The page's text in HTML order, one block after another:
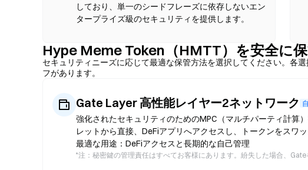
しており、単一のシードフレーズに依存しないエン
タープライズ級のセキュリティを提供します。
Hype Meme Token（HMTT）を安全に
セキュリティニーズに応じて最適な保管方法を選択してください。各
フがあります。
Gate Layer 高性能レイヤー2ネットワーク
強化されたセキュリティのためのMPC（マルチパーティ計算
レットから直接、DeFiアプリへアクセスし、トークンをスワ
最適な用途：DeFiアクセスと長期的な自己管理
*注：秘密鍵の管理責任はすべてお客様にあります。紛失した場合、